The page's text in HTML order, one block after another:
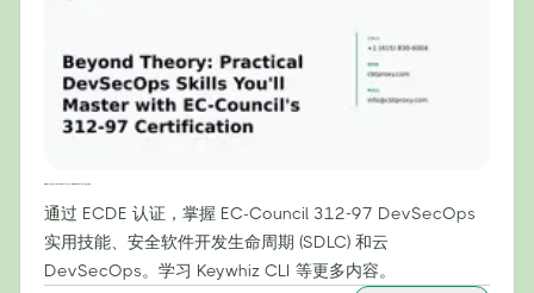
通过 ECDE 认证，掌握 EC-Council 312-97 DevSecOps
实用技能、安全软件开发生命周期 (SDLC) 和云
DevSecOps。学习 Keywhiz CLI 等更多内容。